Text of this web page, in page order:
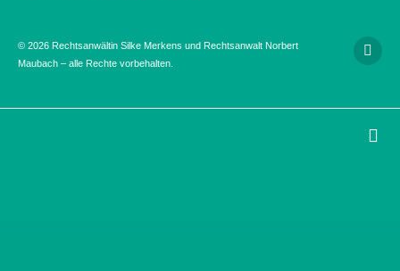
© 2026 Rechtsanwältin Silke Merkens und Rechtsanwalt Norbert
Maubach – alle Rechte vorbehalten.